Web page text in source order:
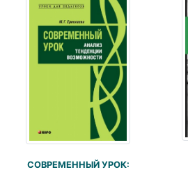
СОВРЕМЕННЫЙ УРОК: